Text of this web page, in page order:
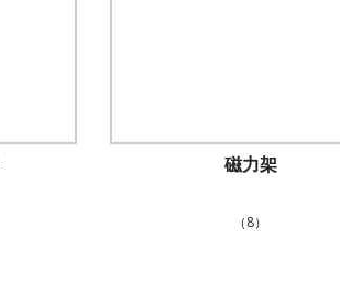
磁力架
（8）